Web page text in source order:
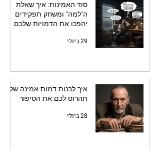
סוד האמינות: איך שאלת
ה"למה" ומשחק תפקידים
יהפכו את הדמויות שלכם
29 ביולי
איך לבנות דמות אמינה שלא
תהרוס לכם את הסיפור
28 ביולי